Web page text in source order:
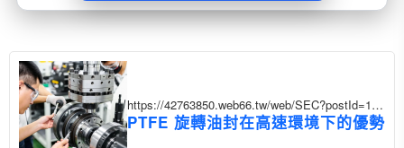
https://42763850.web66.tw/web/SEC?postId=135
2940
PTFE 旋轉油封在高速環境下的優勢